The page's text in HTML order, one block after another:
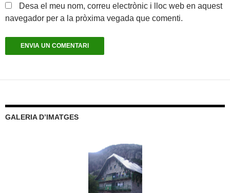
Desa el meu nom, correu electrònic i lloc web en aquest
navegador per a la pròxima vegada que comenti.
GALERIA D’IMATGES